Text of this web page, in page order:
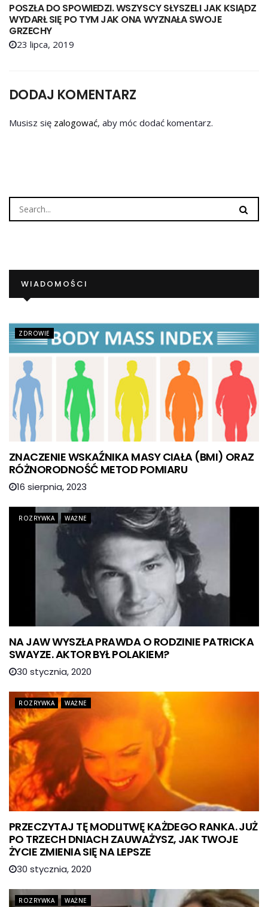
POSZŁA DO SPOWIEDZI. WSZYSCY SŁYSZELI JAK KSIĄDZ
WYDARŁ SIĘ PO TYM JAK ONA WYZNAŁA SWOJE
GRZECHY
23 lipca, 2019
DODAJ KOMENTARZ
Musisz się zalogować, aby móc dodać komentarz.
WIADOMOŚCI
ZDROWIE
ZNACZENIE WSKAŹNIKA MASY CIAŁA (BMI) ORAZ
RÓŻNORODNOŚĆ METOD POMIARU
16 sierpnia, 2023
ROZRYWKA WAŻNE
NA JAW WYSZŁA PRAWDA O RODZINIE PATRICKA
SWAYZE. AKTOR BYŁ POLAKIEM?
30 stycznia, 2020
ROZRYWKA WAŻNE
PRZECZYTAJ TĘ MODLITWĘ KAŻDEGO RANKA. JUŻ
PO TRZECH DNIACH ZAUWAŻYSZ, JAK TWOJE
ŻYCIE ZMIENIA SIĘ NA LEPSZE
30 stycznia, 2020
ROZRYWKA WAŻNE